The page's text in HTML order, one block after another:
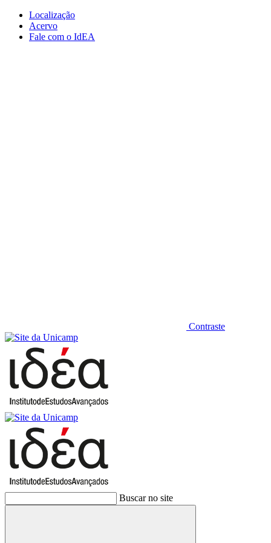
Conteúdo principal
Localização
Acervo
Fale com o IdEA
Contraste
Buscar no site